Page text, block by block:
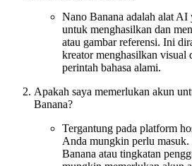
Nano Banana adalah alat AI
untuk menghasilkan dan
atau gambar referensi. Ini
kreator menghasilkan visual
perintah bahasa alami.
Apakah saya memerlukan akun
Banana?
Tergantung pada platform
Anda mungkin perlu
Banana atau tingkatan